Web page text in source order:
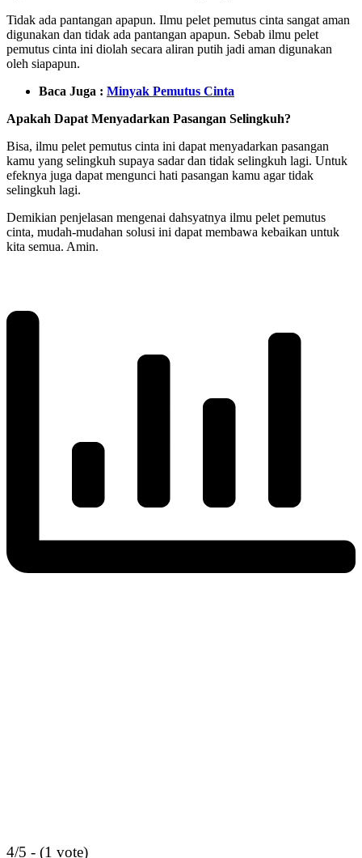
Tidak ada pantangan apapun. Ilmu pelet pemutus cinta sangat aman
digunakan dan tidak ada pantangan apapun. Sebab ilmu pelet
pemutus cinta ini diolah secara aliran putih jadi aman digunakan
oleh siapapun.
Baca Juga : Minyak Pemutus Cinta
Apakah Dapat Menyadarkan Pasangan Selingkuh?
Bisa, ilmu pelet pemutus cinta ini dapat menyadarkan pasangan
kamu yang selingkuh supaya sadar dan tidak selingkuh lagi. Untuk
efeknya juga dapat mengunci hati pasangan kamu agar tidak
selingkuh lagi.
Demikian penjelasan mengenai dahsyatnya ilmu pelet pemutus
cinta, mudah-mudahan solusi ini dapat membawa kebaikan untuk
kita semua. Amin.
4/5 - (1 vote)